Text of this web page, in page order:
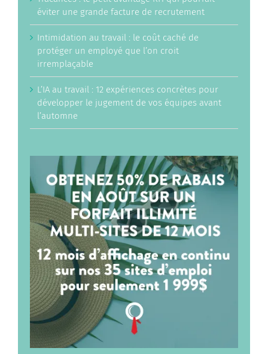
éviter une grande facture de recrutement
Intimidation au travail : le coût caché de
protéger un employé que l’on croit
irremplaçable
L’IA au travail : 12 expériences concrètes pour
développer le jugement de vos équipes avant
l’automne